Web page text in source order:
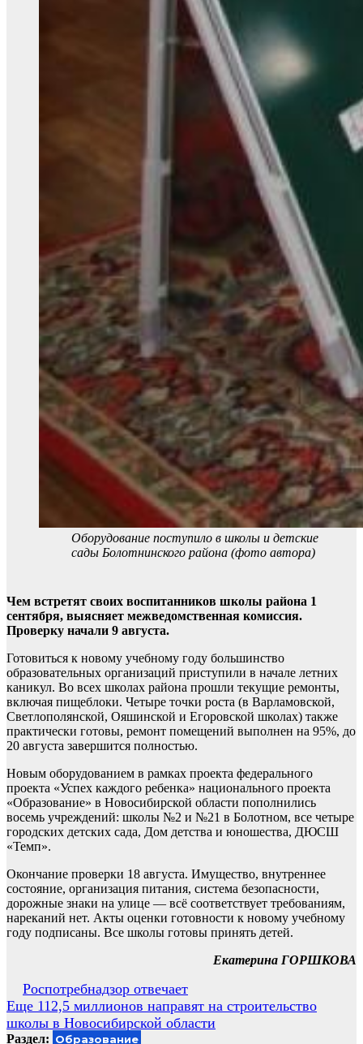
Оборудование поступило в школы и детские
сады Болотнинского района (фото автора)
Чем встретят своих воспитанников школы района 1
сентября, выясняет межведомственная комиссия.
Проверку начали 9 августа.
Готовиться к новому учебному году большинство
образовательных организаций приступили в начале летних
каникул. Во всех школах района прошли текущие ремонты,
включая пищеблоки. Четыре точки роста (в Варламовской,
Светлополянской, Ояшинской и Егоровской школах) также
практически готовы, ремонт помещений выполнен на 95%, до
20 августа завершится полностью.
Новым оборудованием в рамках проекта федерального
проекта «Успех каждого ребенка» национального проекта
«Образование» в Новосибирской области пополнились
восемь учреждений: школы №2 и №21 в Болотном, все четыре
городских детских сада, Дом детства и юношества, ДЮСШ
«Темп».
Окончание проверки 18 августа. Имущество, внутреннее
состояние, организация питания, система безопасности,
дорожные знаки на улице — всё соответствует требованиям,
нареканий нет. Акты оценки готовности к новому учебному
году подписаны. Все школы готовы принять детей.
Екатерина ГОРШКОВА
Навигация
по
записям
Роспотребнадзор отвечает
Еще 112,5 миллионов направят на строительство
школы в Новосибирской области
Раздел: Образование